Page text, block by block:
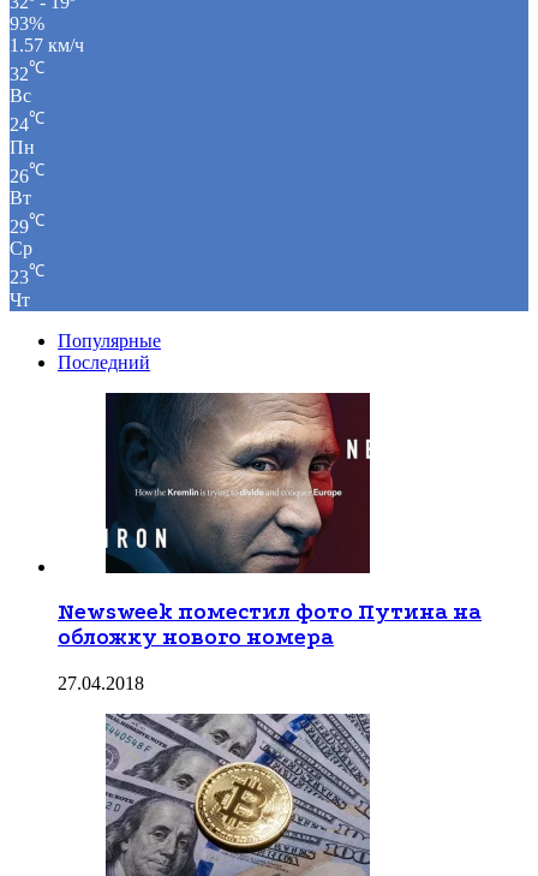
93%
1.57 км/ч
32℃
Вс
24℃
Пн
26℃
Вт
29℃
Ср
23℃
Чт
Популярные
Последний
Newsweek поместил фото Путина на
обложку нового номера
27.04.2018